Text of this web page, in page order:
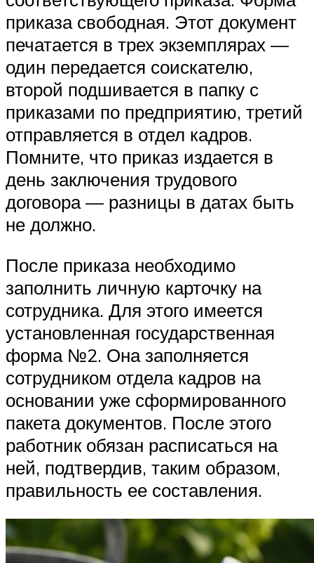
приказа свободная. Этот документ
печатается в трех экземплярах —
один передается соискателю,
второй подшивается в папку с
приказами по предприятию, третий
отправляется в отдел кадров.
Помните, что приказ издается в
день заключения трудового
договора — разницы в датах быть
не должно.
После приказа необходимо
заполнить личную карточку на
сотрудника. Для этого имеется
установленная государственная
форма №2. Она заполняется
сотрудником отдела кадров на
основании уже сформированного
пакета документов. После этого
работник обязан расписаться на
ней, подтвердив, таким образом,
правильность ее составления.